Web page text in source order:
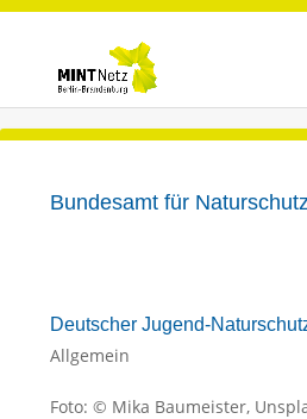
Bundesamt für
Deutscher Jugend-
Allgemein
Foto: © Mika Baumeister,